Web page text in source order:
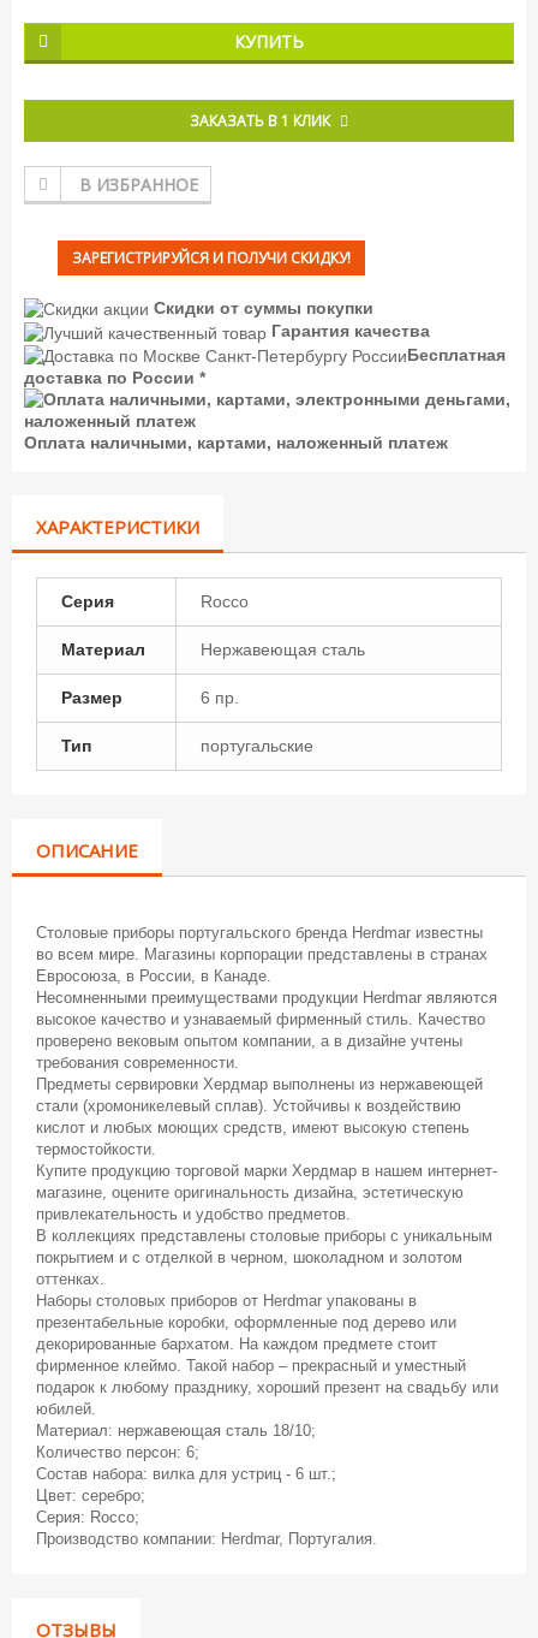
КУПИТЬ
ЗАКАЗАТЬ В 1 КЛИК
В ИЗБРАННОЕ
ЗАРЕГИСТРИРУЙСЯ И ПОЛУЧИ СКИДКУ!
Скидки от суммы покупки
Гарантия качества
Бесплатная
доставка по России *
Оплата наличными, картами, наложенный платеж
ХАРАКТЕРИСТИКИ
Серия Rocco
Материал Нержавеющая сталь
Размер 6 пр.
Тип португальские
ОПИСАНИЕ
Столовые приборы португальского бренда Herdmar известны
во всем мире. Магазины корпорации представлены в странах
Евросоюза, в России, в Канаде.
Несомненными преимуществами продукции Herdmar являются
высокое качество и узнаваемый фирменный стиль. Качество
проверено вековым опытом компании, а в дизайне учтены
требования современности.
Предметы сервировки Хердмар выполнены из нержавеющей
стали (хромоникелевый сплав). Устойчивы к воздействию
кислот и любых моющих средств, имеют высокую степень
термостойкости.
Купите продукцию торговой марки Хердмар в нашем интернет-
магазине, оцените оригинальность дизайна, эстетическую
привлекательность и удобство предметов.
В коллекциях представлены столовые приборы с уникальным
покрытием и с отделкой в черном, шоколадном и золотом
оттенках.
Наборы столовых приборов от Herdmar упакованы в
презентабельные коробки, оформленные под дерево или
декорированные бархатом. На каждом предмете стоит
фирменное клеймо. Такой набор – прекрасный и уместный
подарок к любому празднику, хороший презент на свадьбу или
юбилей.
Материал: нержавеющая сталь 18/10;
Количество персон: 6;
Состав набора: вилка для устриц - 6 шт.;
Цвет: серебро;
Серия: Rocco;
Производство компании: Herdmar, Португалия.
ОТЗЫВЫ